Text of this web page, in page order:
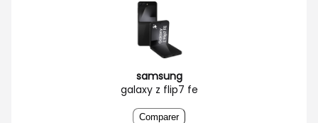
samsung
galaxy z flip7 fe
Comparer